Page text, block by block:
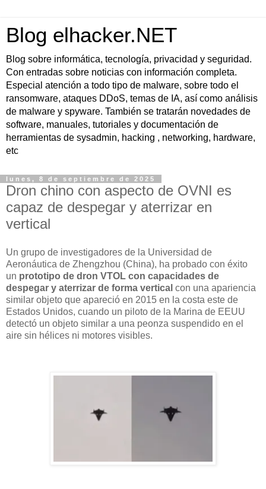
Blog elhacker.NET
Blog sobre informática, tecnología, privacidad y seguridad.
Con entradas sobre noticias con información completa.
Especial atención a todo tipo de malware, sobre todo el
ransomware, ataques DDoS, temas de IA, así como análisis
de malware y spyware. También se tratarán novedades de
software, manuales, tutoriales y documentación de
herramientas de sysadmin, hacking , networking, hardware,
etc
lunes, 8 de septiembre de 2025
Dron chino con aspecto de OVNI es
capaz de despegar y aterrizar en
vertical
Un grupo de investigadores de la Universidad de
Aeronáutica de Zhengzhou (China), ha probado con éxito
un prototipo de dron VTOL con capacidades de
despegar y aterrizar de forma vertical con una apariencia
similar objeto que apareció en 2015 en la costa este de
Estados Unidos, cuando un piloto de la Marina de EEUU
detectó un objeto similar a una peonza suspendido en el
aire sin hélices ni motores visibles.